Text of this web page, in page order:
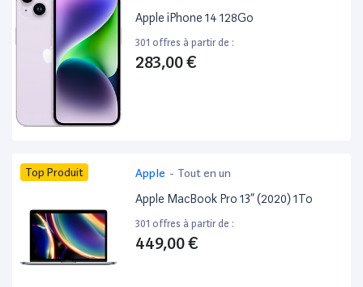
Apple iPhone 14 128Go
301 offres à partir de :
283,00 €
Top Produit Apple - Tout en un
Apple MacBook Pro 13” (2020) 1To
301 offres à partir de :
449,00 €